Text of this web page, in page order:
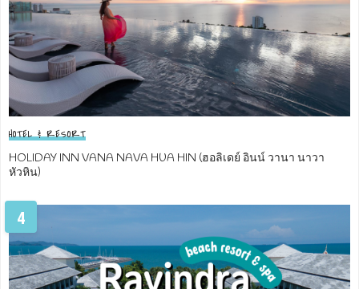
HOTEL & RESORT
HOLIDAY INN VANA NAVA HUA HIN (ฮอลิเดย์ อินน์ วานา นาวา
หัวหิน)
4